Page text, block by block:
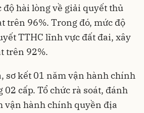
độ hài lòng về giải quyết thủ
trên 96%. Trong đó, mức độ
TTHC lĩnh vực đất đai, xây
trên 92%.
sơ kết 01 năm vận hành chính
cấp. Tổ chức rà soát, đánh
vận hành chính quyền địa